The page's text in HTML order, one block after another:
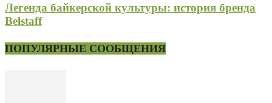
Легенда байкерской культуры: история бренда
Belstaff
ПОПУЛЯРНЫЕ СООБЩЕНИЯ